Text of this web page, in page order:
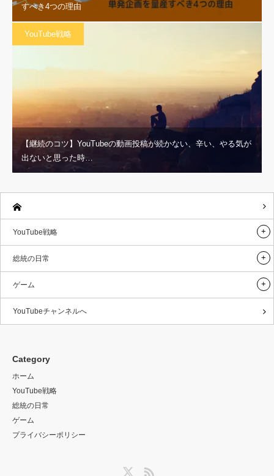
すべき4つの理由
YouTube戦略
【継続のコツ】YouTubeの動画投稿が続かない、辛い、やる気が
出ないと思った時…
YouTube戦略
総統の日常
ゲーム
YouTubeチャンネルへ
Category
ホーム
YouTube戦略
総統の日常
ゲーム
プライバシーポリシー